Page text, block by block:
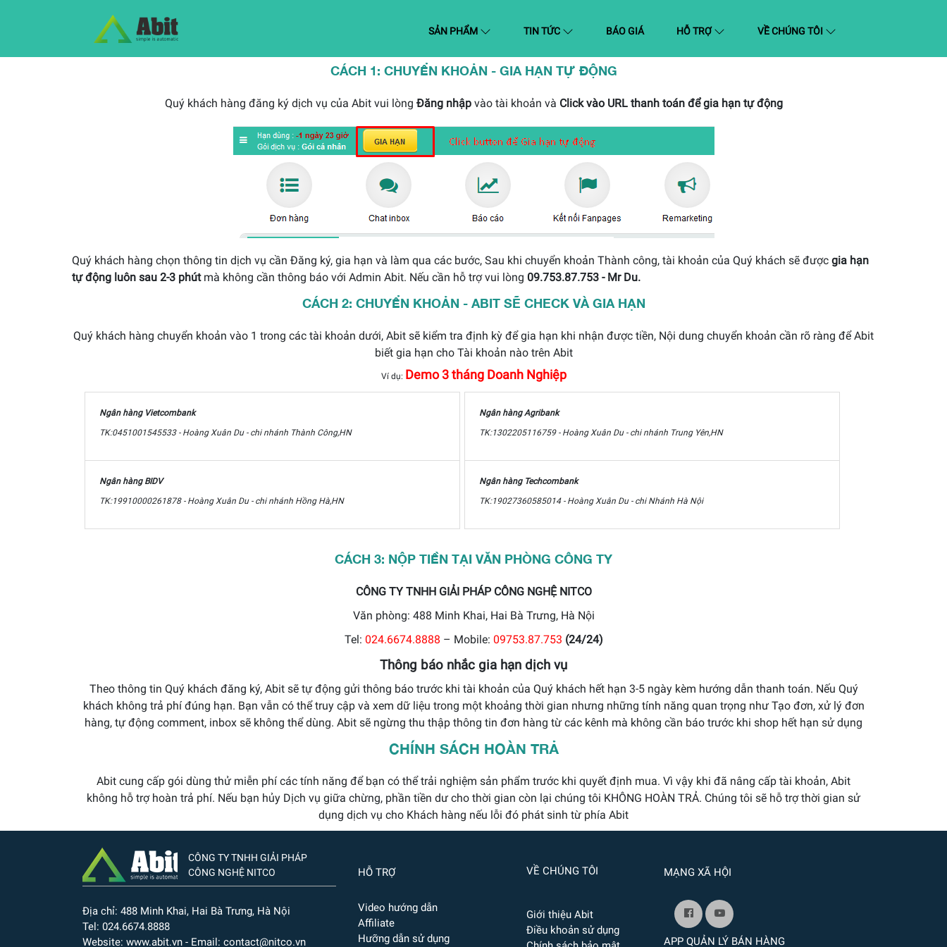
SẢN PHẨM (CURRENT)TIN TỨC BÁO GIÁ HỖ TRỢ VỀ CHÚNG TÔI
CÁCH 1: CHUYỂN KHOẢN - GIA HẠN TỰ ĐỘNG
Quý khách hàng đăng ký dịch vụ của Abit vui lòng Đăng nhậpvào tài khoản và Click vào URL thanh toán để gia hạn tự động
Quý khách hàng chọn thông tin dịch vụ cần Đăng ký, gia hạn và làm qua các bước, Sau khi chuyển khoản Thành công, tài khoản của Quý khách sẽ được gia hạn
tự động luôn sau 2-3 phútmà không cần thông báo với Admin Abit. Nếu cần hỗ trợ vui lòng 09.753.87.753 - Mr Du.
CÁCH 2: CHUYỂN KHOẢN - ABIT SẼ CHECK VÀ GIA HẠN
Quý khách hàng chuyển khoản vào 1 trong các tài khoản dưới, Abit sẽ kiểm tra định kỳ để gia hạn khi nhận được tiền, Nội dung chuyển khoản cần rõ ràng để Abit
biết gia hạn cho Tài khoản nào trên Abit
Ví dụ: Demo 3 tháng Doanh Nghiệp
Ngân hàng Vietcombank
TK:0451001545533 - Hoàng Xuân Du - chi nhánh Thành Công,HN
Ngân hàng BIDV
TK:19910000261878 - Hoàng Xuân Du - chi nhánh Hồng Hà,HN
Ngân hàng Agribank
TK:1302205116759 - Hoàng Xuân Du - chi nhánh Trung Yên,HN
Ngân hàng Techcombank
TK:19027360585014 - Hoàng Xuân Du - chi Nhánh Hà Nội
CÁCH 3: NỘP TIỀN TẠI VĂN PHÒNG CÔNG TY
CÔNG TY TNHH GIẢI PHÁP CÔNG NGHỆ NITCO
Văn phòng: 488 Minh Khai, Hai Bà Trưng, Hà Nội
Tel: 024.6674.8888 – Mobile: 09753.87.753 (24/24)
Thông báo nhắc gia hạn dịch vụ
Theo thông tin Quý khách đăng ký, Abit sẽ tự động gửi thông báo trước khi tài khoản của Quý khách hết hạn 3-5 ngày kèm hướng dẫn thanh toán. Nếu Quý
khách không trả phí đúng hạn. Bạn vẫn có thể truy cập và xem dữ liệu trong một khoảng thời gian nhưng những tính năng quan trọng như Tạo đơn, xử lý đơn
hàng, tự động comment, inbox sẽ không thể dùng. Abit sẽ ngừng thu thập thông tin đơn hàng từ các kênh mà không cần báo trước khi shop hết hạn sử dụng
CHÍNH SÁCH HOÀN TRẢ
Abit cung cấp gói dùng thử miễn phí các tính năng để bạn có thể trải nghiệm sản phẩm trước khi quyết định mua. Vì vậy khi đã nâng cấp tài khoản, Abit
không hỗ trợ hoàn trả phí. Nếu bạn hủy Dịch vụ giữa chừng, phần tiền dư cho thời gian còn lại chúng tôi KHÔNG HOÀN TRẢ. Chúng tôi sẽ hỗ trợ thời gian sử
dụng dịch vụ cho Khách hàng nếu lỗi đó phát sinh từ phía Abit
CÔNG TY TNHH GIẢI PHÁP
CÔNG NGHỆ NITCO
Địa chỉ: 488 Minh Khai, Hai Bà Trưng, Hà Nội
Tel: 024.6674.8888
Website: www.abit.vn - Email: contact@nitco.vn
HỖ TRỢ
Video hướng dẫn
Affiliate
Hưỡng dẫn sử dụng
VỀ CHÚNG TÔI
Giới thiệu Abit
Điều khoản sử dụng
MẠNG XÃ HỘI
APP QUẢN LÝ BÁN HÀNG